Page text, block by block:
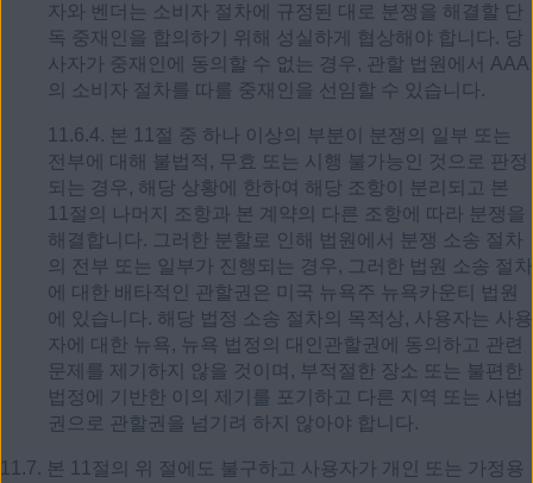
자와 벤더는 소비자 절차에 규정된 대로 분쟁을 해결할 단
독 중재인을 합의하기 위해 성실하게 협상해야 합니다. 당
사자가 중재인에 동의할 수 없는 경우, 관할 법원에서 AAA
의 소비자 절차를 따를 중재인을 선임할 수 있습니다.
11.6.4. 본 11절 중 하나 이상의 부분이 분쟁의 일부 또는
전부에 대해 불법적, 무효 또는 시행 불가능인 것으로 판정
되는 경우, 해당 상황에 한하여 해당 조항이 분리되고 본
11절의 나머지 조항과 본 계약의 다른 조항에 따라 분쟁을
해결합니다. 그러한 분할로 인해 법원에서 분쟁 소송 절차
의 전부 또는 일부가 진행되는 경우, 그러한 법원 소송 절차
에 대한 배타적인 관할권은 미국 뉴욕주 뉴욕카운티 법원
에 있습니다. 해당 법정 소송 절차의 목적상, 사용자는 사용
자에 대한 뉴욕, 뉴욕 법정의 대인관할권에 동의하고 관련
문제를 제기하지 않을 것이며, 부적절한 장소 또는 불편한
법정에 기반한 이의 제기를 포기하고 다른 지역 또는 사법
권으로 관할권을 넘기려 하지 않아야 합니다.
11.7. 본 11절의 위 절에도 불구하고 사용자가 개인 또는 가정용